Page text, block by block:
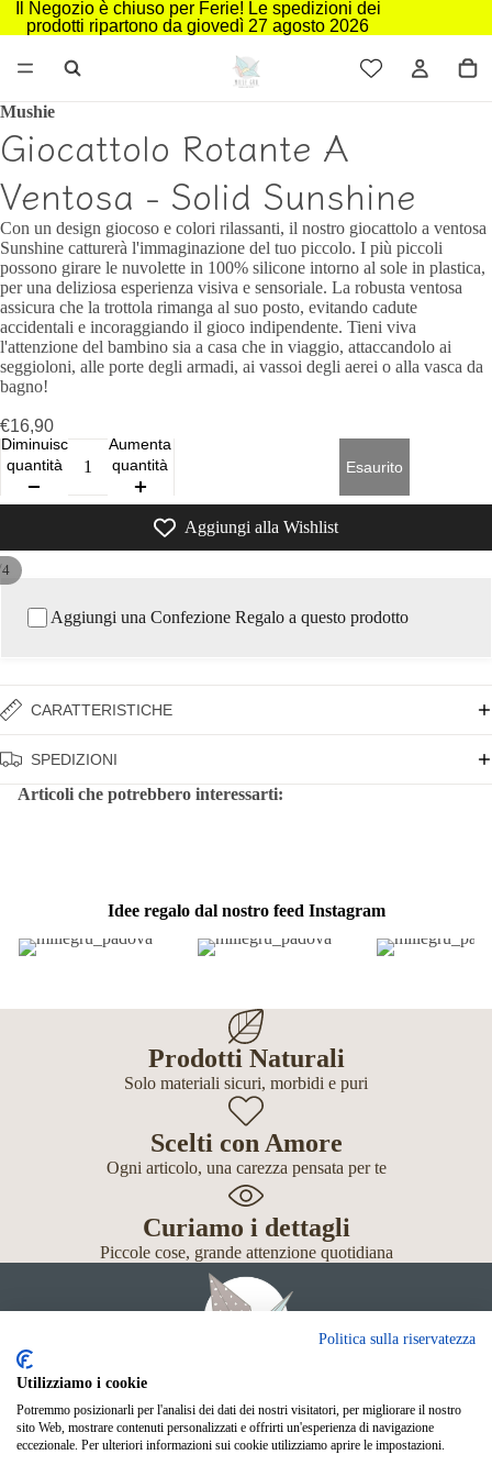
Il Negozio è chiuso per Ferie! Le spedizioni dei
prodotti ripartono da giovedì 27 agosto 2026
4
Mushie
Giocattolo Rotante A
Ventosa - Solid Sunshine
Con un design giocoso e colori rilassanti, il nostro giocattolo a ventosa
Sunshine catturerà l'immaginazione del tuo piccolo. I più piccoli
possono girare le nuvolette in 100% silicone intorno al sole in plastica,
per una deliziosa esperienza visiva e sensoriale. La robusta ventosa
assicura che la trottola rimanga al suo posto, evitando cadute
accidentali e incoraggiando il gioco indipendente. Tieni viva
l'attenzione del bambino sia a casa che in viaggio, attaccandolo ai
seggioloni, alle porte degli armadi, ai vassoi degli aerei o alla vasca da
bagno!
€16,90
Diminuisci
quantità
Aumenta
quantità
Esaurito
Aggiungi alla Wishlist
Aggiungi una Confezione Regalo a questo prodotto
CARATTERISTICHE
SPEDIZIONI
Articoli che potrebbero interessarti:
Idee regalo dal nostro feed Instagram
Prodotti Naturali
Solo materiali sicuri, morbidi e puri
Scelti con Amore
Ogni articolo, una carezza pensata per te
Curiamo i dettagli
Piccole cose, grande attenzione quotidiana
Giochi
Neonato
Politica sulla riservatezza
Utilizziamo i cookie
Potremmo posizionarli per l'analisi dei dati dei nostri visitatori, per migliorare il nostro
sito Web, mostrare contenuti personalizzati e offrirti un'esperienza di navigazione
eccezionale. Per ulteriori informazioni sui cookie utilizziamo aprire le impostazioni.